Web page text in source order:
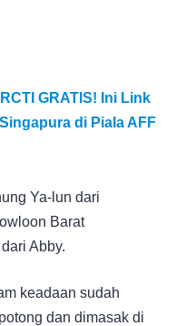
GRATIS! Ini Link
di Piala AFF
Ya-lun dari
Barat
Abby.
keadaan sudah
dan dimasak di